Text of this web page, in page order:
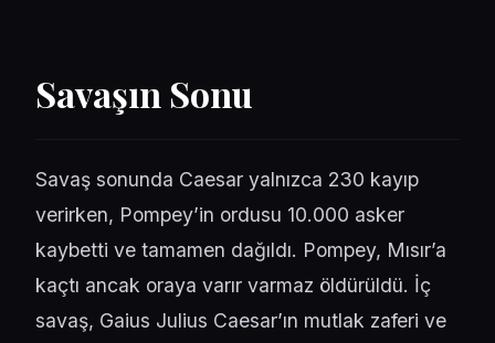
Savaşın Sonu
Savaş sonunda Caesar yalnızca 230 kayıp
verirken, Pompey’in ordusu 10.000 asker
kaybetti ve tamamen dağıldı. Pompey, Mısır’a
kaçtı ancak oraya varır varmaz öldürüldü. İç
savaş, Gaius Julius Caesar’ın mutlak zaferi ve